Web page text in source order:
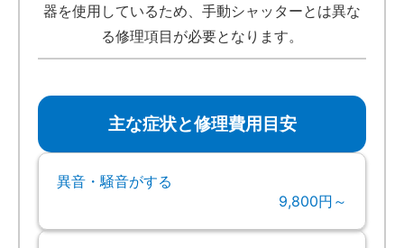
器を使用しているため、手動シャッターとは異な
る修理項目が必要となります。
主な症状と修理費用目安
異音・騒音がする
9,800円～